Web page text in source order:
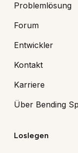
Problemlösung
Forum
Entwickler
Kontakt
Karriere
Über Bending
Loslegen